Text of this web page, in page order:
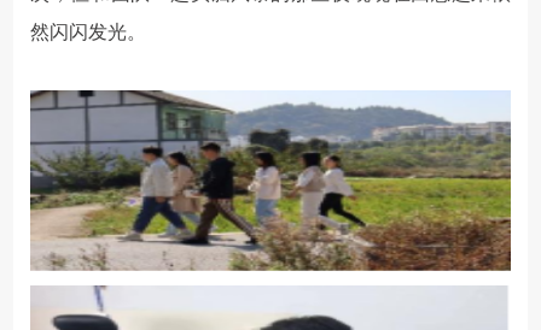
然闪闪发光。